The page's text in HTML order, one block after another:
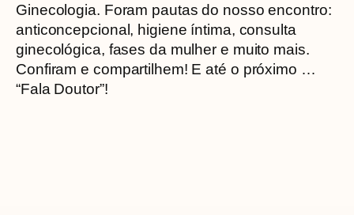
Ginecologia. Foram pautas do nosso encontro:
anticoncepcional, higiene íntima, consulta
ginecológica, fases da mulher e muito mais.
Confiram e compartilhem! E até o próximo …
“Fala Doutor”!